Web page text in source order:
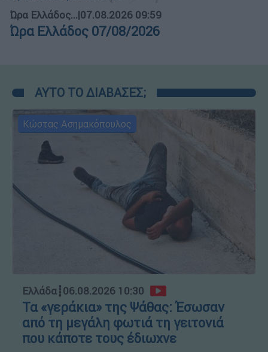
Ώρα Ελλάδος...|07.08.2026 09:59
Ώρα Ελλάδος 07/08/2026
ΑΥΤΟ ΤΟ ΔΙΑΒΑΣΕΣ;
Κώστας Ασημακόπουλος
Ελλάδα┋06.08.2026 10:30
Τα «γεράκια» της Ψάθας: Έσωσαν
από τη μεγάλη φωτιά τη γειτονιά
που κάποτε τους έδιωχνε